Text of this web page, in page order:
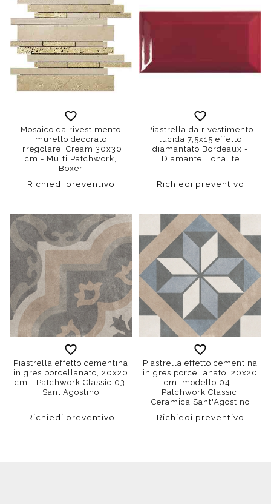
Mosaico da rivestimento
muretto decorato
irregolare, Cream 30x30
cm - Multi Patchwork,
Boxer
Richiedi preventivo
Piastrella da rivestimento
lucida 7,5x15 effetto
diamantato Bordeaux -
Diamante, Tonalite
Richiedi preventivo
Piastrella effetto cementina
in gres porcellanato, 20x20
cm - Patchwork Classic 03,
Sant'Agostino
Richiedi preventivo
Piastrella effetto cementina
in gres porcellanato, 20x20
cm, modello 04 -
Patchwork Classic,
Ceramica Sant'Agostino
Richiedi preventivo